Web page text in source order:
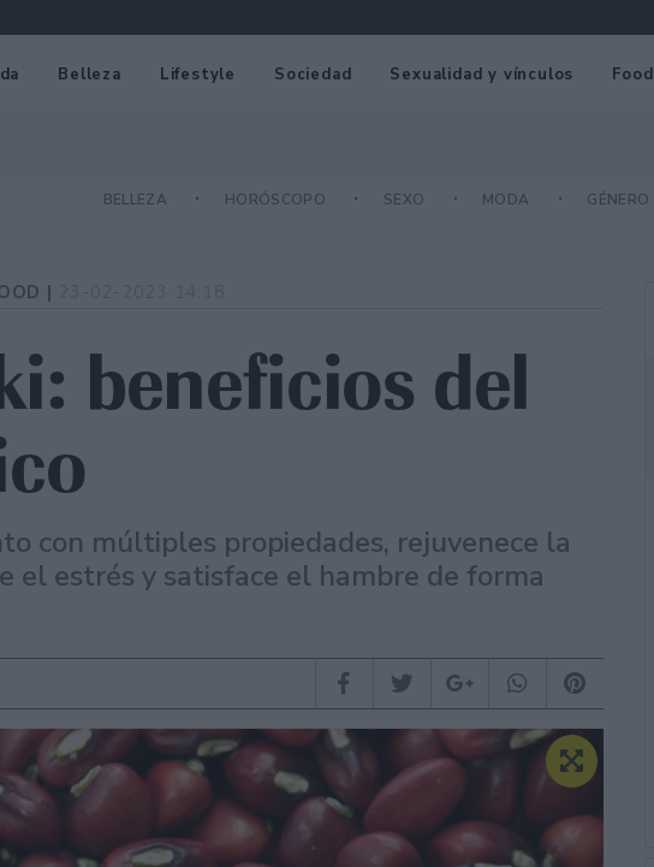
Belleza Lifestyle Sociedad Sexualidad y vínculos Food
BELLEZA HORÓSCOPO SEXO MODA GÉNERO
|
beneficios del
con múltiples propiedades, rejuvenece la
el estrés y satisface el hambre de forma